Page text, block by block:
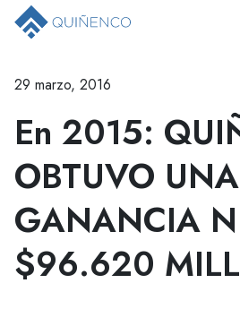
29 marzo, 2016
En 2015:
OBTUVO UNA
GANANCIA
$96.620